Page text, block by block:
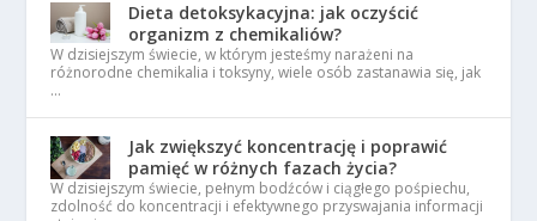
Dieta detoksykacyjna: jak oczyścić
organizm z chemikaliów?
W dzisiejszym świecie, w którym jesteśmy narażeni na
różnorodne chemikalia i toksyny, wiele osób zastanawia się, jak
…
Jak zwiększyć koncentrację i poprawić
pamięć w różnych fazach życia?
W dzisiejszym świecie, pełnym bodźców i ciągłego pośpiechu,
zdolność do koncentracji i efektywnego przyswajania informacji